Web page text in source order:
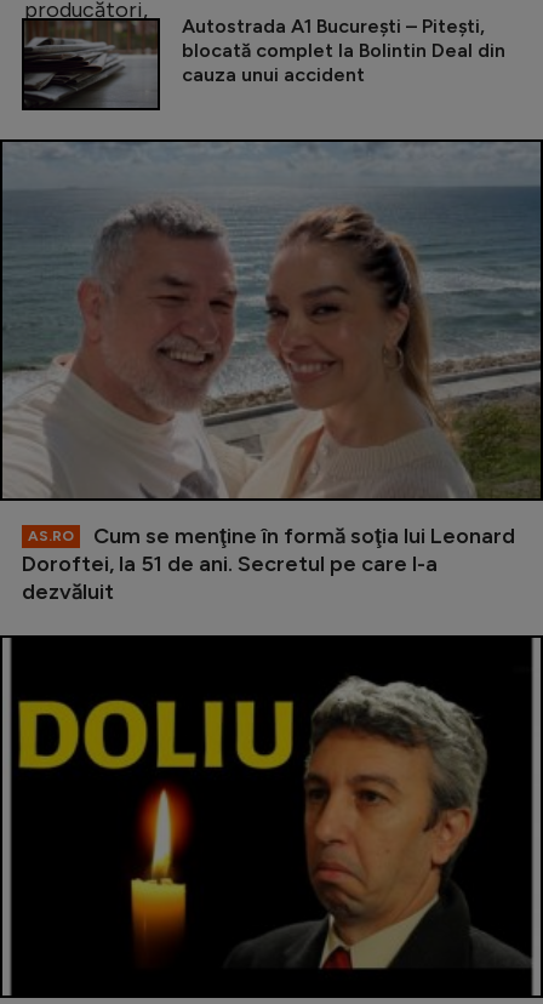
Autostrada A1 București – Pitești,
blocată complet la Bolintin Deal din
cauza unui accident
AS.RO
Cum se menţine în formă soţia lui Leonard
Doroftei, la 51 de ani. Secretul pe care l-a
dezvăluit